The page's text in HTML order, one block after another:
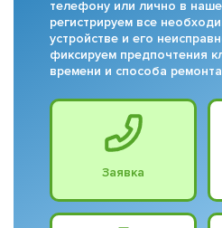
телефону или лично в
регистрируем все
устройстве и его
фиксируем предпочтения
времени и способа
Заявка